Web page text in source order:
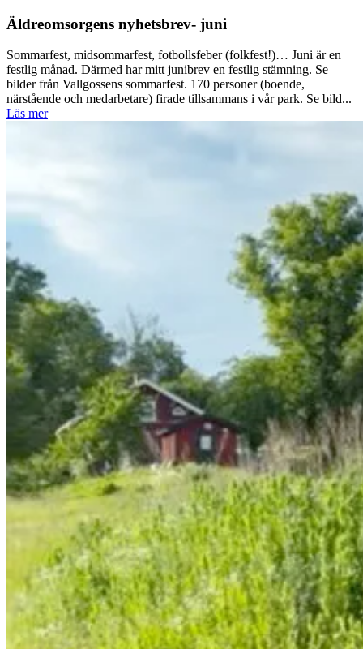
Äldreomsorgens nyhetsbrev- juni
Sommarfest, midsommarfest, fotbollsfeber (folkfest!)… Juni är en
festlig månad. Därmed har mitt junibrev en festlig stämning. Se
bilder från Vallgossens sommarfest. 170 personer (boende,
närstående och medarbetare) firade tillsammans i vår park. Se bild...
Läs mer